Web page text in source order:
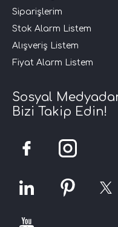
Siparişlerim
Stok Alarm Listem
Alışveriş Listem
Fiyat Alarm Listem
Sosyal
Bizi Takip Edin!